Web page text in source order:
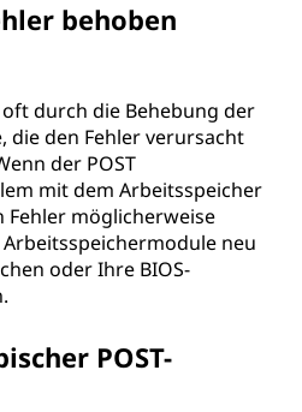
behoben
oft durch die Behebung der
die den Fehler verursacht
der POST
mit dem Arbeitsspeicher
Fehler möglicherweise
neu
oder Ihre BIOS-
POST-